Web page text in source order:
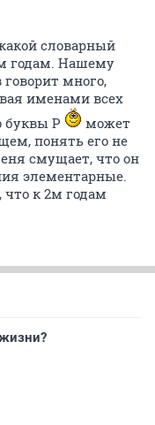
словарный
годам. Нашему
говорит много,
именами всех
буквы Р
может
понять его не
смущает, что он
элементарные.
что к 2м годам